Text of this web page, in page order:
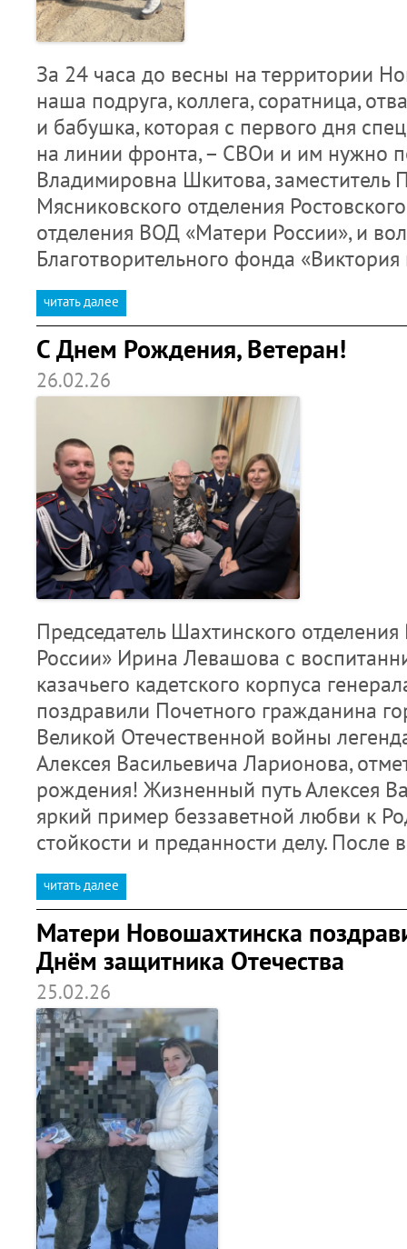
За 24 часа до весны на территории
наша подруга, коллега, соратница,
и бабушка, которая с первого дня
на линии фронта, – СВОи и им нужно
Владимировна Шкитова, заместитель
Мясниковского отделения
отделения ВОД «Матери России», и
Благотворительного фонда
читать далее
С Днем Рождения, Ветеран!
26.02.26
Председатель Шахтинского
России» Ирина Левашова с
казачьего кадетского корпуса
поздравили Почетного гражданина
Великой Отечественной войны
Алексея Васильевича Ларионова,
рождения! Жизненный путь Алексея
яркий пример беззаветной любви к
стойкости и преданности делу. После
читать далее
Матери Новошахтинска
Днём защитника Отечества
25.02.26